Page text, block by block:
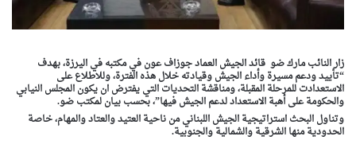
زار النائب مارك ضو قائد الجيش العماد جوزاف عون في مكتبه في اليرزة، بهدف
“تأييد ودعم مسيرة وأداء الجيش وقيادته خلال هذه الفترة، وللاطلاع على
الاستعدادت للمرحلة المقبلة، ومناقشة التحديات التي يفترض ان يكون المجلس النيابي
والحكومة على أهبة الاستعداد لدعم الجيش فيها”، بحسب بيان لمكتب ضو.
وتناول البحث استراتيجية الجيش اللبناني من ناحية العتيد والعتاد والمهام، خاصة
الحدودية منها الشرقية والشمالية والجنوبية.